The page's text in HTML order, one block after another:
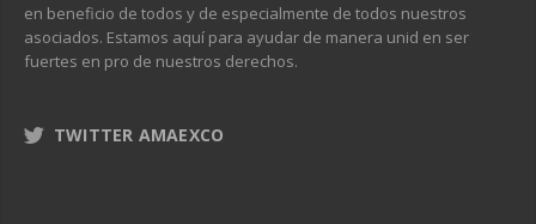
en beneficio de todos y de especialmente de todos nuestros
asociados. Estamos aquí para ayudar de manera unid en ser
fuertes en pro de nuestros derechos.
TWITTER AMAEXCO